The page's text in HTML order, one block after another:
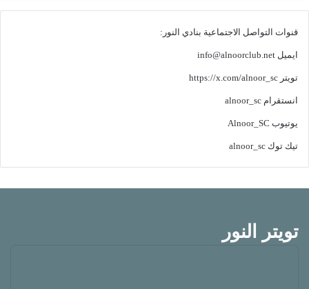
قنوات التواصل الاجتماعية بنادي النور:
ايميل info@alnoorclub.net
تويتر https://x.com/alnoor_sc
انستقرام alnoor_sc
يوتيوب Alnoor_SC
تيك توك alnoor_sc
تويتر النور